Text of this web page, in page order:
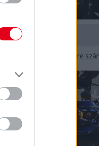
2 napja
Lassuló fejlesztési ütemre